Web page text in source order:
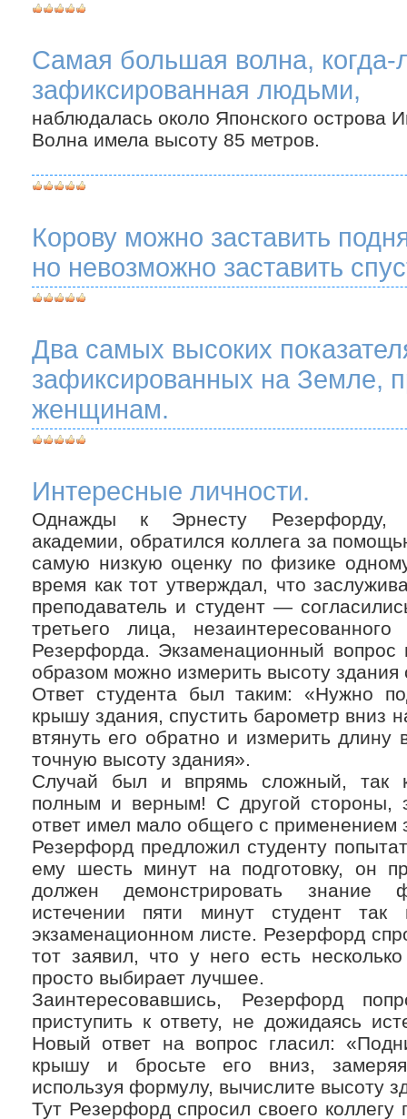
Самая большая волна, когда-
зафиксированная людьми,
наблюдалась около Японского острова
Волна имела высоту 85 метров.
Корову можно заставить
но невозможно заставить
Два самых высоких
зафиксированных на Земле,
женщинам.
Интересные личности.
Однажды к Эрнеcту Резерфорду,
академии, обратился коллега за
самую низкую оценку по физике
время как тот утверждал, что
преподаватель и студент —
третьего лица,
Резерфорда. Экзаменационный вопрос
образом можно измерить высоту
Ответ студента был таким: «Нужно
крышу здания, спустить барометр вниз
втянуть его обратно и измерить длину
точную высоту здания».
Случай был и впрямь сложный, так
полным и верным! С другой стороны,
ответ имел мало общего с применением
Резерфорд предложил студенту
ему шесть минут на подготовку, он
должен демонстрировать знание
истечении пяти минут студент
экзаменационном листе. Резерфорд
тот заявил, что у него есть
просто выбирает лучшее.
Заинтересовавшись, Резерфорд
приступить к ответу, не дожидаясь
Новый ответ на вопрос гласил:
крышу и бросьте его вниз,
используя формулу, вычислите высоту
Тут Резерфорд спросил своего коллегу